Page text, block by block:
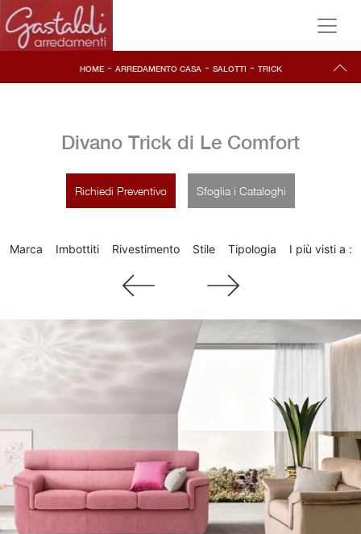
HOME- ARREDAMENTO CASA- SALOTTI - TRICK
Divano Trick di Le Comfort
Richiedi Preventivo Sfoglia i Cataloghi
Marca Imbottiti Rivestimento Stile Tipologia I più visti a :